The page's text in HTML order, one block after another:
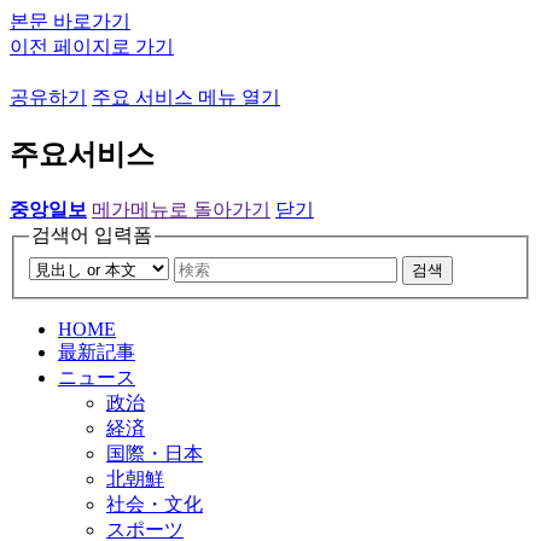
본문 바로가기
이전 페이지로 가기
공유하기 주요 서비스 메뉴 열기
주요서비스
중앙일보 메가메뉴로 돌아가기
닫기
검색어 입력폼
검색
HOME
最新記事
ニュース
政治
経済
国際・日本
北朝鮮
社会・文化
スポーツ